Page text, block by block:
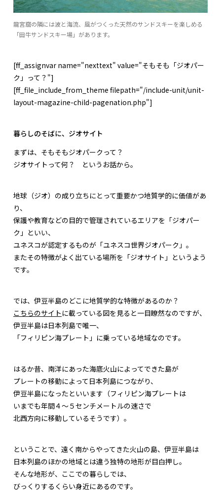
龍宮窟の隣には波と海流、風がつくった天然のサンドスキーを楽しめる
「田牛サンドスキー場」があります。
[ff_assignvar name="nexttext" value="そもそも「ジオパー
ク」って？"]
[ff_file_include_from_theme filepath="/include-unit/unit-
layout-magazine-child-pagenation.php"]
暮らしのそばに、ジオサイト
まずは、そもそもジオパークって？
ジオサイトって何？ というお話から。
地球（ジオ）の成り立ちにとって重要かつ地質学的に価値があ
り、
保護や教育などの目的で管理されているエリアを「ジオパー
ク」といい、
ユネスコが認定するものが「ユネスコ世界ジオパーク」。
またその特徴がよく出ている場所を「ジオサイト」というよう
です。
では、伊豆半島のどこに地質学的な特徴があるのか？
こちらのサイト に載っている図を見ると一目瞭然なのですが、
伊豆半島は日本列島で唯一、
「フィリピン海プレート」に乗っている地域なのです。
はるか昔、南洋にあった海底火山によってできた島が
プレートの移動によって日本列島につながり、
伊豆半島になったといいます（フィリピン海プレートは
いまでも年間４～５センチメートルの速さで
北西方向に移動しているそうです）。
ということで、遠く南からやってきた火山の島、伊豆半島は
日本列島のほかの地域とは違う独特の地形が目白押し。
そんな地形が、ここでの暮らしでは、
びっくりするくらい身近にあるのです。